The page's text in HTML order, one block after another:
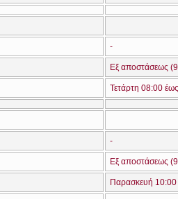
-
Εξ αποστάσεως
Τετάρτη 08:00
-
Εξ αποστάσεως
Παρασκευή